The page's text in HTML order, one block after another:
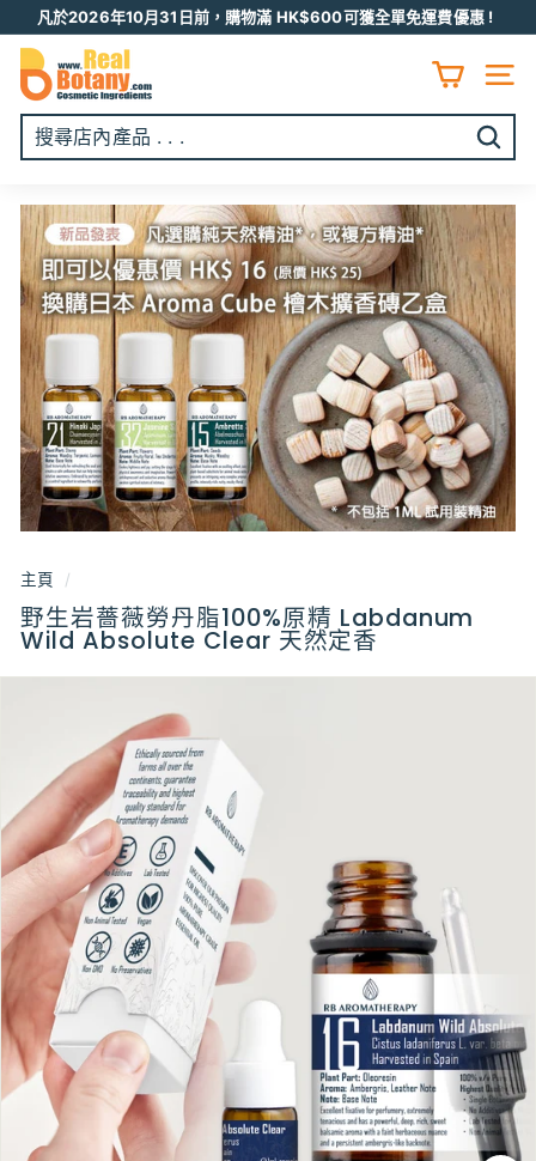
至
凡於2026年10月31日前，購物滿 HK$600可獲全單免運費優惠 !
R
E
A
L
O
T
A
N
Y
網頁
開
搜
尋
主頁 /
野生岩薔薇勞丹脂100%原精 Labdanum
Wild Absolute Clear 天然定香